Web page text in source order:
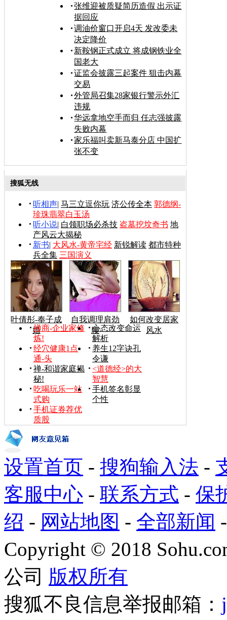
张维迎被质疑简历造假 出示证
据回应
调油价窗口开启4天 发改委未
决定降价
新鞍钢正式成立 将成钢铁业全
国老大
证监会披露三起案件 狙击内幕
交易
外管局召集28家银行警示外汇
违规
华远拿地空手而归 任志强披露
失败内幕
家乐福叫卖新马泰分店 中国扩
张不变
搜狐无线
听相声| 马三立逗你玩 济公传全本 郭德纲-
珍珠翡翠白玉汤
听小说| 白领职场必杀技 盗墓挖坟奇书 地
产风云大揭秘
新书| 大风水-黄帝宅经 新锐解读 都市特种
兵全集 三国演义
叶倩彤-奉子成
婚
自我调理肩劲
腰
如何改变居家
风水
禅商-企业家修
炼!
心态改变命运
解析
经穴健康1点
通-头
养生12字诀孔
令谦
禅-和谐家庭揭
秘!
<道德经>的大
智慧
吃喝玩乐一站
式购
手机签名彰显
个性
手机证券荐优
质股
设置首页 - 搜狗输入法 -
客服中心 - 联系方式 - 保
绍 - 网站地图 - 全部新闻
Copyright © 2018
公司 版权所有
搜狐不良信息举报邮箱：